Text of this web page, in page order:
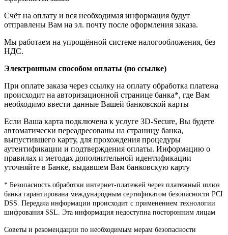
Счёт на оплату и вся необходимая информация будут
отправлены Вам на эл. почту после оформления заказа.
Мы работаем на упрощённой системе налогообложения, без
НДС.
Электронным способом оплаты (по ссылке)
При оплате заказа через ссылку на оплату обработка платежа
происходит на авторизационной странице банка*, где Вам
необходимо ввести данные Вашей банковской карты
Если Ваша карта подключена к услуге 3D-Secure, Вы будете
автоматически переадресованы на страницу банка,
выпустившего карту, для прохождения процедуры
аутентификации и подтверждения оплаты. Информацию о
правилах и методах дополнительной идентификации
уточняйте в Банке, выдавшем Вам банковскую карту
* Безопасность обработки интернет-платежей через платежный шлюз
банка гарантирована международным сертификатом безопасности PCI
DSS. Передача информации происходит с применением технологии
шифрования SSL. Эта информация недоступна посторонним лицам
Советы и рекомендации по необходимым мерам безопасности